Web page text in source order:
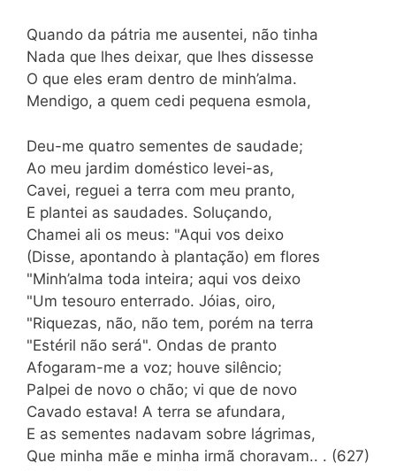
Quando da pátria me ausentei, não tinha
Nada que lhes deixar, que lhes dissesse
O que eles eram dentro de minh’alma.
Mendigo, a quem cedi pequena esmola,
Deu-me quatro sementes de saudade;
Ao meu jardim doméstico levei-as,
Cavei, reguei a terra com meu pranto,
E plantei as saudades. Soluçando,
Chamei ali os meus: "Aqui vos deixo
(Disse, apontando à plantação) em flores
"Minh’alma toda inteira; aqui vos deixo
"Um tesouro enterrado. Jóias, oiro,
"Riquezas, não, não tem, porém na terra
"Estéril não será". Ondas de pranto
Afogaram-me a voz; houve silêncio;
Palpei de novo o chão; vi que de novo
Cavado estava! A terra se afundara,
E as sementes nadavam sobre lágrimas,
Que minha mãe e minha irmã choravam.. . (627)